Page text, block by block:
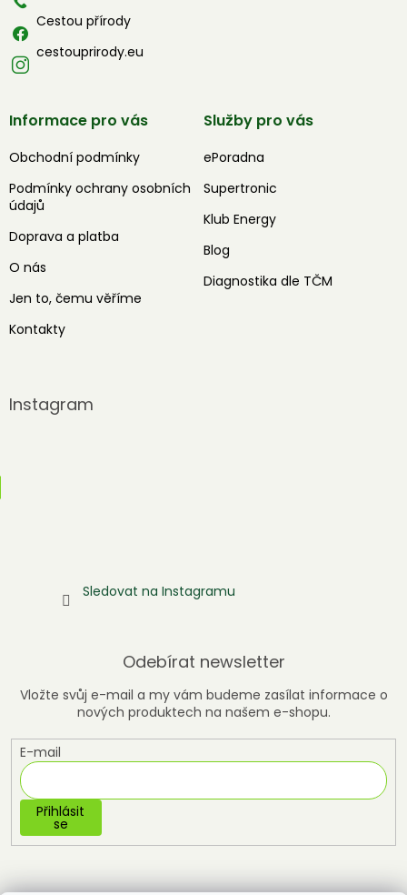
Cestou přírody
cestouprirody.eu
Informace pro vás
Obchodní podmínky
Podmínky ochrany osobních
údajů
Doprava a platba
O nás
Jen to, čemu věříme
Kontakty
Služby pro vás
ePoradna
Supertronic
Klub Energy
Blog
Diagnostika dle TČM
Instagram
Sledovat na Instagramu
Odebírat newsletter
Vložte svůj e-mail a my vám budeme zasílat informace o
nových produktech na našem e-shopu.
E-mail
Přihlásit
se